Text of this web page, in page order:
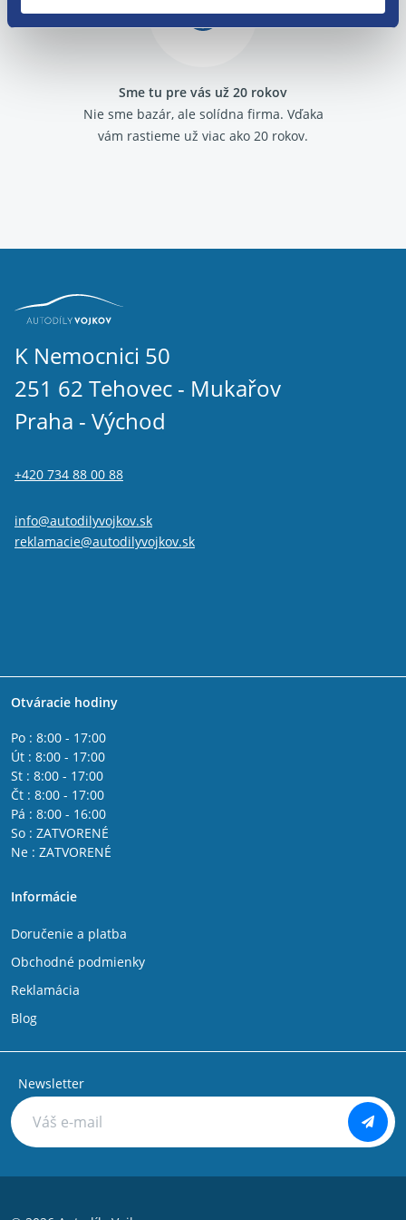
Sme tu pre vás už 20 rokov
Nie sme bazár, ale solídna firma. Vďaka
vám rastieme už viac ako 20 rokov.
K Nemocnici 50
251 62 Tehovec - Mukařov
Praha - Východ
+420 734 88 00 88
info@autodilyvojkov.sk
reklamacie@autodilyvojkov.sk
Otváracie hodiny
Po : 8:00 - 17:00
Út : 8:00 - 17:00
St : 8:00 - 17:00
Čt : 8:00 - 17:00
Pá : 8:00 - 16:00
So : ZATVORENÉ
Ne : ZATVORENÉ
Informácie
Doručenie a platba
Obchodné podmienky
Reklamácia
Blog
Newsletter